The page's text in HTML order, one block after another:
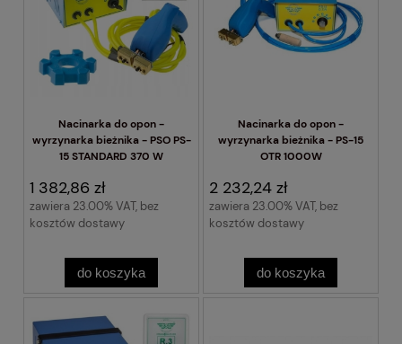
Nacinarka do opon -
wyrzynarka bieżnika - PSO PS-
15 STANDARD 370 W
1 382,86 zł
zawiera 23.00% VAT, bez
kosztów dostawy
do koszyka
Nacinarka do opon -
wyrzynarka bieżnika - PS-15
OTR 1000W
2 232,24 zł
zawiera 23.00% VAT, bez
kosztów dostawy
do koszyka